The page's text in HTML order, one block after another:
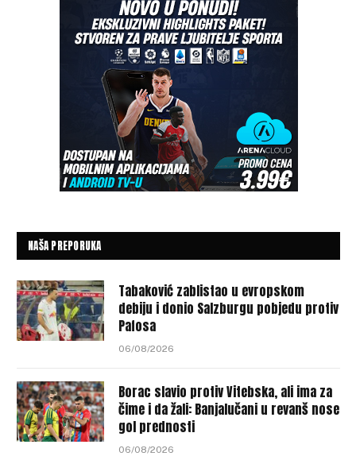
NAŠA PREPORUKA
Tabaković zablistao u evropskom
debiju i donio Salzburgu pobjedu protiv
Pafosa
06/08/2026
Borac slavio protiv Vitebska, ali ima za
čime i da žali: Banjalučani u revanš nose
gol prednosti
06/08/2026